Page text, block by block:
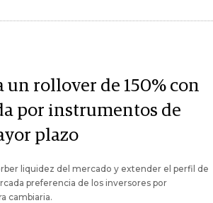
un rollover de 150% con
por instrumentos de
plazo
liquidez del mercado y extender el perfil de
preferencia de los inversores por
cambiaria.